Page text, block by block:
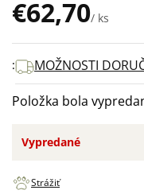
€62,70/ ks
Jednotková
cena:
Vypredané
MOŽNOSTI
Položka bola
Strážiť